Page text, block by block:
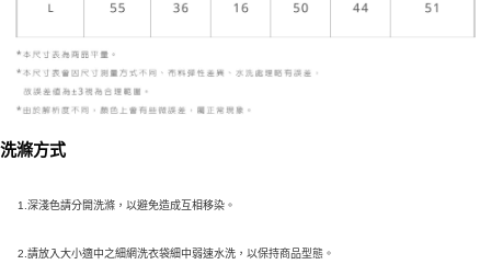
洗滌方式
1.深淺色請分開洗滌，以避免造成互相移染。
2.請放入大小適中之細網洗衣袋細中弱速水洗，以保持商品型態。